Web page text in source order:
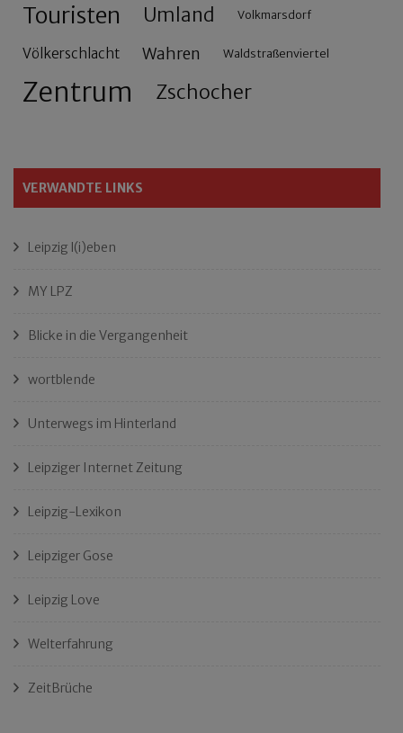
Touristen Umland Volkmarsdorf
Völkerschlacht Wahren Waldstraßenviertel
Zentrum Zschocher
VERWANDTE LINKS
Leipzig l(i)eben
MY LPZ
Blicke in die Vergangenheit
wortblende
Unterwegs im Hinterland
Leipziger Internet Zeitung
Leipzig-Lexikon
Leipziger Gose
Leipzig Love
Welterfahrung
ZeitBrüche